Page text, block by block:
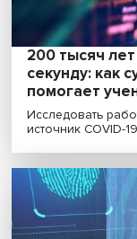
людьми
Для
изначальных